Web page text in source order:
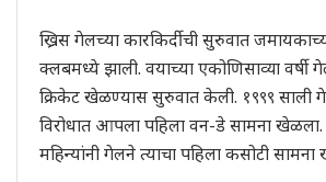
ख्रिस गेलच्या कारकिर्दीची सुरुवात
क्लबमध्ये झाली. वयाच्या एकोणिसाव्या वर्षी
क्रिकेट खेळण्यास सुरुवात केली. १९९९ साली
विरोधात आपला पहिला वन-डे सामना
महिन्यांनी गेलने त्याचा पहिला कसोटी